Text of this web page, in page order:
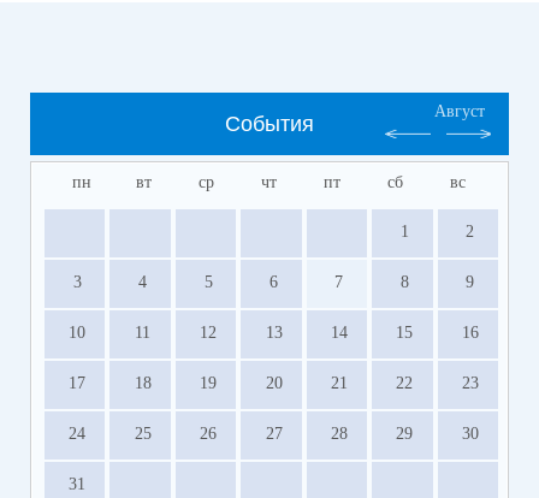
События
Август
пн вт ср чт пт сб вс
1 2
3 4 5 6 7 8 9
10 11 12 13 14 15 16
17 18 19 20 21 22 23
24 25 26 27 28 29 30
31